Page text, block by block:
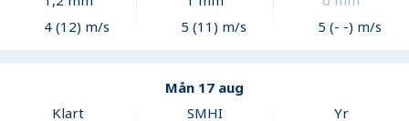
4 (12) m/s
5 (11) m/s
5 (- -) m/s
Mån 17 aug
Klart
SMHI Yr